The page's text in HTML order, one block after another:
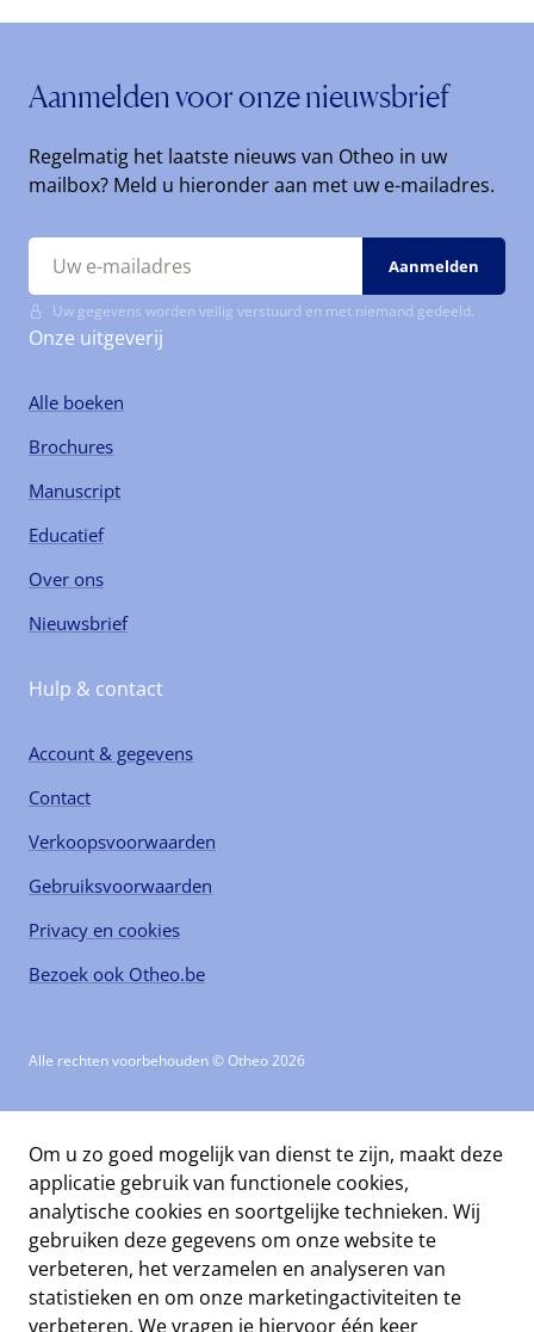
Aanmelden voor onze nieuwsbrief
Regelmatig het laatste nieuws van Otheo in uw
mailbox? Meld u hieronder aan met uw e-mailadres.
Uw gegevens worden veilig verstuurd en met niemand gedeeld.
Onze uitgeverij
Alle boeken
Brochures
Manuscript
Educatief
Over ons
Nieuwsbrief
Hulp & contact
Account & gegevens
Contact
Verkoopsvoorwaarden
Gebruiksvoorwaarden
Privacy en cookies
Bezoek ook Otheo.be
Alle rechten voorbehouden © Otheo 2026
Om u zo goed mogelijk van dienst te zijn, maakt deze
applicatie gebruik van functionele cookies,
analytische cookies en soortgelijke technieken. Wij
gebruiken deze gegevens om onze website te
verbeteren, het verzamelen en analyseren van
statistieken en om onze marketingactiviteiten te
verbeteren. We vragen je hiervoor één keer